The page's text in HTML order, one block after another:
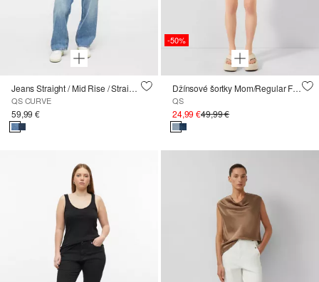
Jeans Straight / Mid Rise / Straight Leg
QS CURVE
59,99 €
-50%
Džínsové šortky Mom/Regular Fit/High Rise/superstreč
QS
24,99 €49,99 €